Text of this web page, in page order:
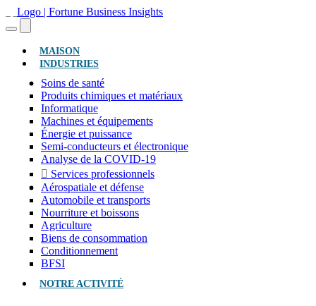
MAISON(ACTUEL)
INDUSTRIES
Soins de santé
Produits chimiques et matériaux
Informatique
Machines et équipements
Énergie et puissance
Semi-conducteurs et électronique
Analyse de la COVID-19
Services professionnels
Aérospatiale et défense
Automobile et transports
Nourriture et boissons
Agriculture
Biens de consommation
Conditionnement
BFSI
NOTRE ACTIVITÉ